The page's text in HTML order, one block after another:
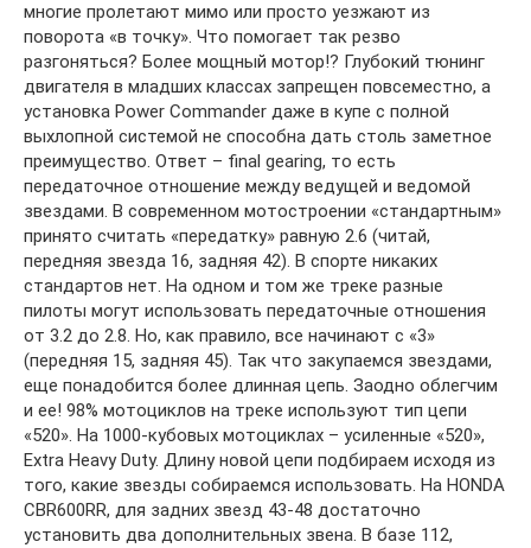
многие пролетают мимо или просто уезжают из
поворота «в точку». Что помогает так резво
разгоняться? Более мощный мотор!? Глубокий тюнинг
двигателя в младших классах запрещен повсеместно, а
установка Power Commander даже в купе с полной
выхлопной системой не способна дать столь заметное
преимущество. Ответ – final gearing, то есть
передаточное отношение между ведущей и ведомой
звездами. В современном мотостроении «стандартным»
принято считать «передатку» равную 2.6 (читай,
передняя звезда 16, задняя 42). В спорте никаких
стандартов нет. На одном и том же треке разные
пилоты могут использовать передаточные отношения
от 3.2 до 2.8. Но, как правило, все начинают с «3»
(передняя 15, задняя 45). Так что закупаемся звездами,
еще понадобится более длинная цепь. Заодно облегчим
и ее! 98% мотоциклов на треке используют тип цепи
«520». На 1000-кубовых мотоциклах – усиленные «520»,
Extra Heavy Duty. Длину новой цепи подбираем исходя из
того, какие звезды собираемся использовать. На HONDA
CBR600RR, для задних звезд 43-48 достаточно
установить два дополнительных звена. В базе 112,